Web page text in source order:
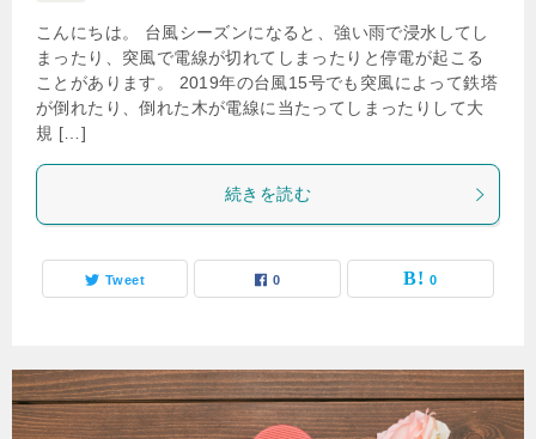
こんにちは。 台風シーズンになると、強い雨で浸水してし
まったり、突風で電線が切れてしまったりと停電が起こる
ことがあります。 2019年の台風15号でも突風によって鉄塔
が倒れたり、倒れた木が電線に当たってしまったりして大
規 […]
続きを読む
Tweet 0 0